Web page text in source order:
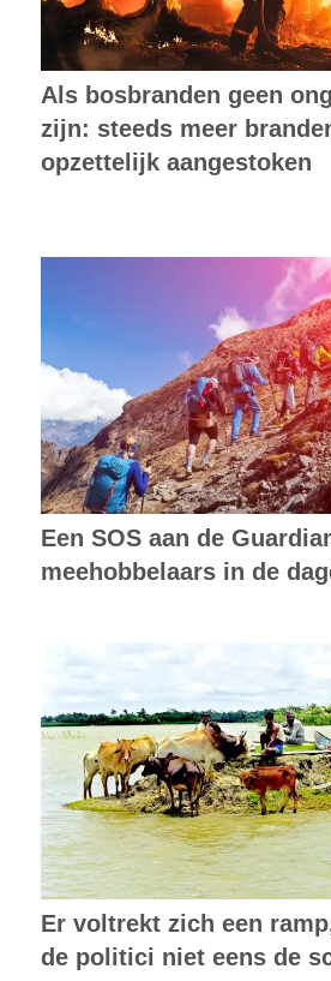
Als bosbranden geen
zijn: steeds meer
opzettelijk aangestoken
Een SOS aan de
meehobbelaars in de
Er voltrekt zich een
de politici niet eens de